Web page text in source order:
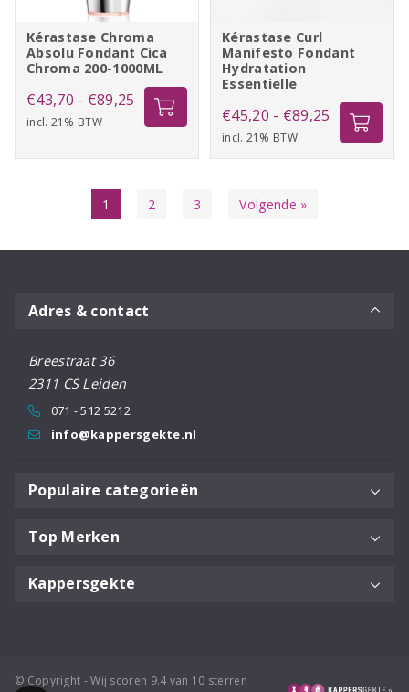
Kérastase Chroma
Absolu Fondant Cica
Chroma 200-1000ML
€43,70 - €89,25 Prijsklasse:
€43,70
incl. 21% BTW
Kérastase Curl
Manifesto Fondant
Hydratation
Essentielle
€45,20 - €89,25 Prijsklasse:
€45,20
tot
incl. 21% BTW
1 2 3 Volgende »
Adres & contact
Breestraat 36
2311 CS Leiden
071 - 512 5212
info@kappersgekte.nl
Populaire categorieën
Top Merken
Kappersgekte
© Copyright - Wij scoren 9.4 van 10 sterren